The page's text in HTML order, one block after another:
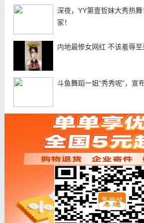
深夜，YY第壹哲妹大秀热
家！
内地最惨女网红 不该羞辱
斗鱼舞蹈一姐“秀秀呢”，宣